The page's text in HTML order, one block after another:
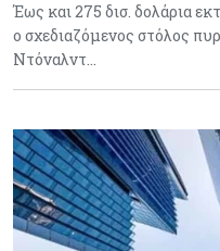
Έως και 275 δισ. δολάρια
ο σχεδιαζόμενος στόλος
Ντόναλντ…